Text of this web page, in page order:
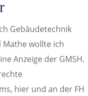
Gebäudetechnik
wollte ich
Anzeige der GMSH.
hier und an der FH